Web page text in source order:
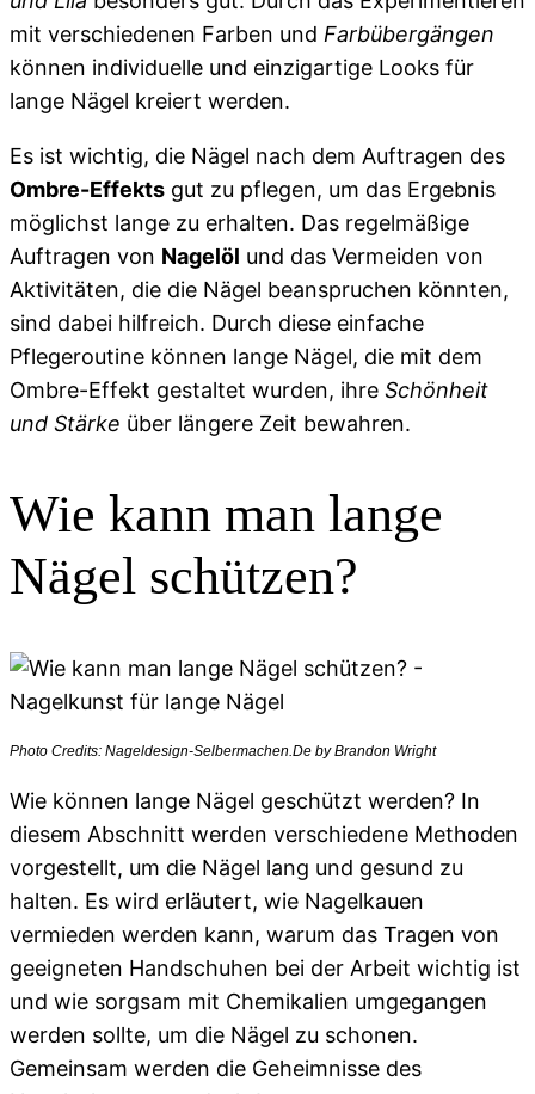
mit verschiedenen Farben und Farbübergängen
können individuelle und einzigartige Looks für
lange Nägel kreiert werden.
Es ist wichtig, die Nägel nach dem Auftragen des
Ombre-Effekts gut zu pflegen, um das Ergebnis
möglichst lange zu erhalten. Das regelmäßige
Auftragen von Nagelöl und das Vermeiden von
Aktivitäten, die die Nägel beanspruchen könnten,
sind dabei hilfreich. Durch diese einfache
Pflegeroutine können lange Nägel, die mit dem
Ombre-Effekt gestaltet wurden, ihre Schönheit
und Stärke über längere Zeit bewahren.
Wie kann man lange
Nägel schützen?
Photo Credits: Nageldesign-Selbermachen.De by Brandon Wright
Wie können lange Nägel geschützt werden? In
diesem Abschnitt werden verschiedene Methoden
vorgestellt, um die Nägel lang und gesund zu
halten. Es wird erläutert, wie Nagelkauen
vermieden werden kann, warum das Tragen von
geeigneten Handschuhen bei der Arbeit wichtig ist
und wie sorgsam mit Chemikalien umgegangen
werden sollte, um die Nägel zu schonen.
Gemeinsam werden die Geheimnisse des